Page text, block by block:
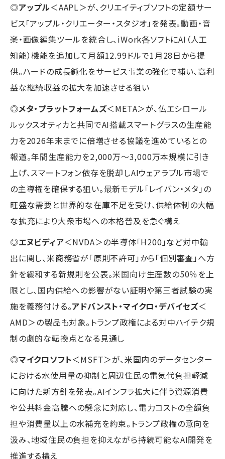
◎アップル＜AAPL＞が、クリエイティブソフトの定額サー
ビス「アップル・クリエーター・スタジオ」を発表。動画・音
楽・画像編集ツールを統合し、iWork各ソフトにAI（人工
知能）機能を追加して月額12.99ドルで1月28日から提
供。ハードの成長鈍化をサービス事業の強化で補い、高利
益な継続収益の拡大を加速させる狙い
◎メタ・プラットフォームズ＜META＞が、仏エシロール
ルックスオティカと共同でAI搭載スマートグラスの生産能
力を2026年末までに倍増させる協議を進めているとの
報道。年間生産能力を2,000万〜3,000万本規模に引き
上げ、スマートフォン依存を脱却しAIウェアラブル市場で
の主導権を確保する狙い。最新モデル「レイバン・メタ」の
旺盛な需要と世界的な在庫不足を受け、供給体制の大幅
な拡充により大衆市場への本格普及を急ぐ構え
◎エヌビディア＜NVDA＞の半導体「H200」など対中輸
出に関し、米商務省が「原則不許可」から「個別審査」へ方
針を緩和する新規則を公表。米国向け生産数の50％を上
限とし、国内供給への影響がない証明や第三者試験の実
施を義務付ける。アドバンスト・マイクロ・デバイセズ＜
AMD＞の製品も対象。トランプ政権による対中ハイテク規
制の劇的な転換点となる見通し
◎マイクロソフト＜MSFT＞が、米国内のデータセンター
における水使用量の抑制と周辺住民の電気代負担軽減
に向けた新方針を発表。AIインフラ拡大に伴う資源消費
や公共料金高騰への懸念に対応し、電力コストの全額負
担や消費量以上の水補充を約束。トランプ政権の意向を
汲み、地域住民の負担を抑えながら持続可能なAI開発を
推進する構え